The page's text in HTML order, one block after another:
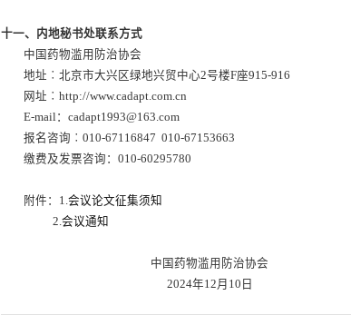
十一、内地秘书处联系方式
中国药物滥用防治协会
地址︰北京市大兴区绿地兴贸中心2号楼F座915-916
网址︰http://www.cadapt.com.cn
E-mail：cadapt1993@163.com
报名咨询︰010-67116847 010-67153663
缴费及发票咨询：010-60295780
附件：1.会议论文征集须知
2.会议通知
中国药物滥用防治协会
2024年12月10日